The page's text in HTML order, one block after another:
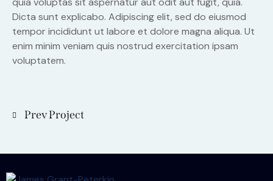
Dicta sunt explicabo. Adipiscing elit, sed do eiusmod
tempor incididunt ut labore et dolore magna aliqua. Ut
enim minim veniam quis nostrud exercitation ipsam
voluptatem.
Prev Project